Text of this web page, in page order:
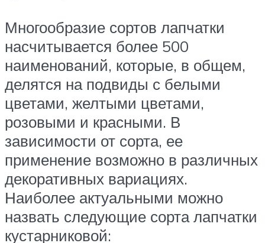
Многообразие сортов лапчатки
насчитывается более 500
наименований, которые, в общем,
делятся на подвиды с белыми
цветами, желтыми цветами,
розовыми и красными. В
зависимости от сорта, ее
применение возможно в различных
декоративных вариациях.
Наиболее актуальными можно
назвать следующие сорта лапчатки
кустарниковой: